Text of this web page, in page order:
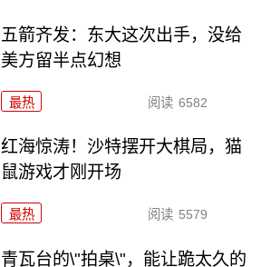
五箭齐发：东大这次出手，没给
美方留半点幻想
最热 阅读 6582
红海惊涛！沙特摆开大棋局，猫
鼠游戏才刚开场
最热 阅读 5579
青瓦台的\"拍桌\"，能让跪太久的